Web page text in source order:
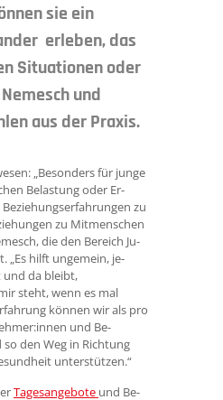
sie ein
erleben, das
Situationen oder
und
aus der Praxis.
„Be­son­ders für jun­ge
Be­last­ung oder Er­
zu
zu Mit­men­schen
die den Be­reich Ju­
„Es hilft unge­mein, je­
und da bleibt,
steht, wenn es mal
können wir als pro
und Be­
den Weg in Rich­tung
unterstützen.“
Tages­ange­bote und Be­